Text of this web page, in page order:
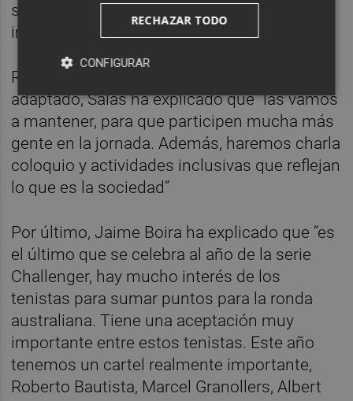
ser retransmitido en Movistar es muy
importante”.
Respecto a las actividades de tenis
adaptado, Salas ha explicado que “las vamos
a mantener, para que participen mucha más
gente en la jornada. Además, haremos charla
coloquio y actividades inclusivas que reflejan
lo que es la sociedad”
Por último, Jaime Boira ha explicado que “es
el último que se celebra al año de la serie
Challenger, hay mucho interés de los
tenistas para sumar puntos para la ronda
australiana. Tiene una aceptación muy
importante entre estos tenistas. Este año
tenemos un cartel realmente importante,
Roberto Bautista, Marcel Granollers, Albert
RECHAZAR TODO
CONFIGURAR